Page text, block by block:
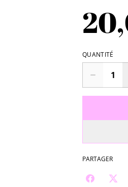
QUANTITÉ
PARTAGER